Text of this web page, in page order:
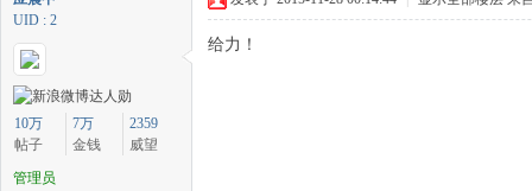
UID : 2
10万
帖子
7万
金钱
2359
威望
管理员
给力！